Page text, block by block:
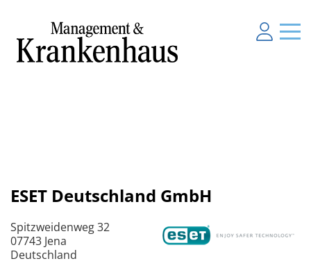
ESET Deutschland GmbH
Spitzweidenweg 32
07743 Jena
Deutschland